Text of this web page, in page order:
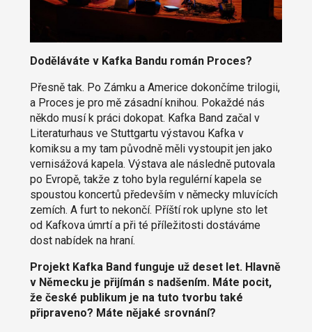
Doděláváte v Kafka Bandu román Proces?
Přesně tak. Po Zámku a Americe dokončíme trilogii,
a Proces je pro mě zásadní knihou. Pokaždé nás
někdo musí k práci dokopat. Kafka Band začal v
Literaturhaus ve Stuttgartu výstavou Kafka v
komiksu a my tam původně měli vystoupit jen jako
vernisážová kapela. Výstava ale následně putovala
po Evropě, takže z toho byla regulérní kapela se
spoustou koncertů především v německy mluvících
zemích. A furt to nekončí. Příští rok uplyne sto let
od Kafkova úmrtí a při té příležitosti dostáváme
dost nabídek na hraní.
Projekt Kafka Band funguje už deset let. Hlavně
v Německu je přijímán s nadšením. Máte pocit,
že české publikum je na tuto tvorbu také
připraveno? Máte nějaké srovnání?